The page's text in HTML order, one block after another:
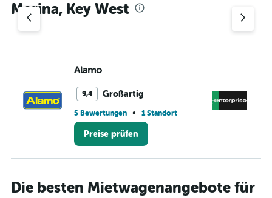
Marina, Key West
Alamo
9,4 Großartig
5 Bewertungen • 1 Standort
Preise prüfen
Die besten Mietwagenangebote für